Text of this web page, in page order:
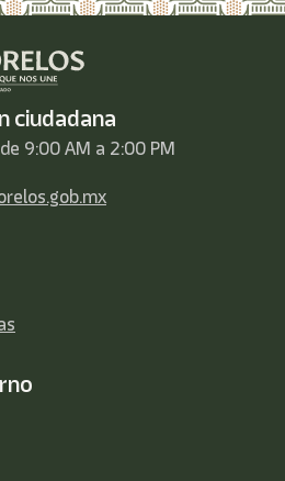
ciudadana
9:00 AM a 2:00 PM